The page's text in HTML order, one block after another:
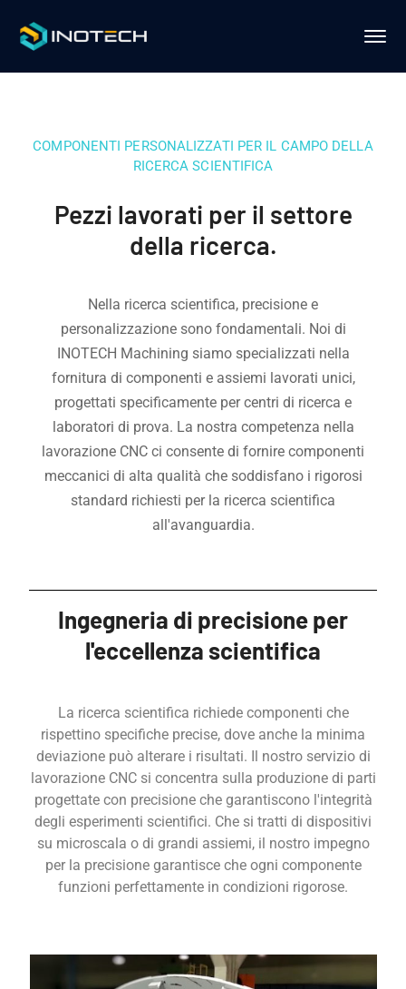
COMPONENTI PERSONALIZZATI PER IL CAMPO DELLA
RICERCA SCIENTIFICA
Pezzi lavorati per il settore
della ricerca.
Nella ricerca scientifica, precisione e
personalizzazione sono fondamentali. Noi di
INOTECH Machining siamo specializzati nella
fornitura di componenti e assiemi lavorati unici,
progettati specificamente per centri di ricerca e
laboratori di prova. La nostra competenza nella
lavorazione CNC ci consente di fornire componenti
meccanici di alta qualità che soddisfano i rigorosi
standard richiesti per la ricerca scientifica
all'avanguardia.
Ingegneria di precisione per
l'eccellenza scientifica
La ricerca scientifica richiede componenti che
rispettino specifiche precise, dove anche la minima
deviazione può alterare i risultati. Il nostro servizio di
lavorazione CNC si concentra sulla produzione di parti
progettate con precisione che garantiscono l'integrità
degli esperimenti scientifici. Che si tratti di dispositivi
su microscala o di grandi assiemi, il nostro impegno
per la precisione garantisce che ogni componente
funzioni perfettamente in condizioni rigorose.